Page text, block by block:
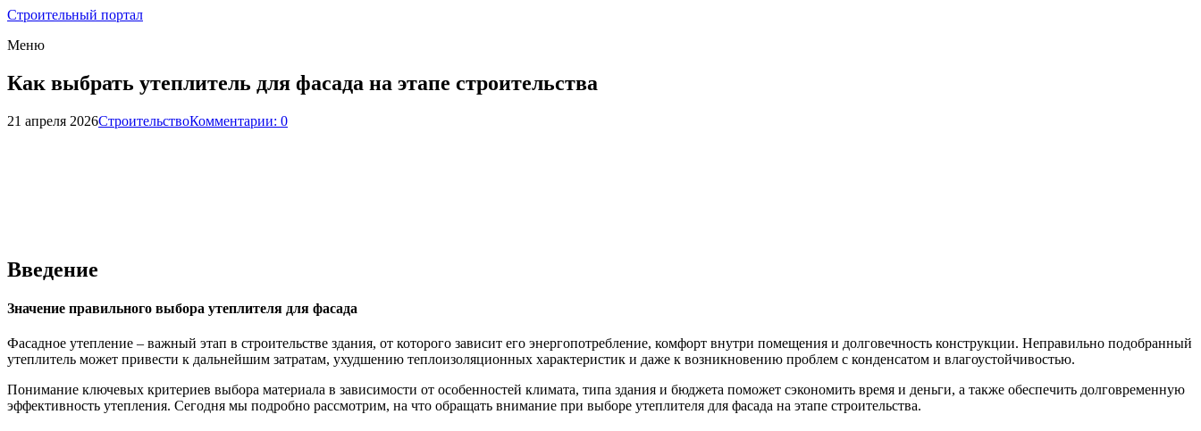
Строительный портал
Меню
Как выбрать утеплитель для фасада на этапе строительства
21 апреля 2026СтроительствоКомментарии: 0
Введение
Значение правильного выбора утеплителя для фасада
Фасадное утепление – важный этап в строительстве здания, от которого зависит его энергопотребление, комфорт внутри помещения и долговечность конструкции. Неправильно подобранный
утеплитель может привести к дальнейшим затратам, ухудшению теплоизоляционных характеристик и даже к возникновению проблем с конденсатом и влагоустойчивостью.
Понимание ключевых критериев выбора материала в зависимости от особенностей климата, типа здания и бюджета поможет сэкономить время и деньги, а также обеспечить долговременную
эффективность утепления. Сегодня мы подробно рассмотрим, на что обращать внимание при выборе утеплителя для фасада на этапе строительства.